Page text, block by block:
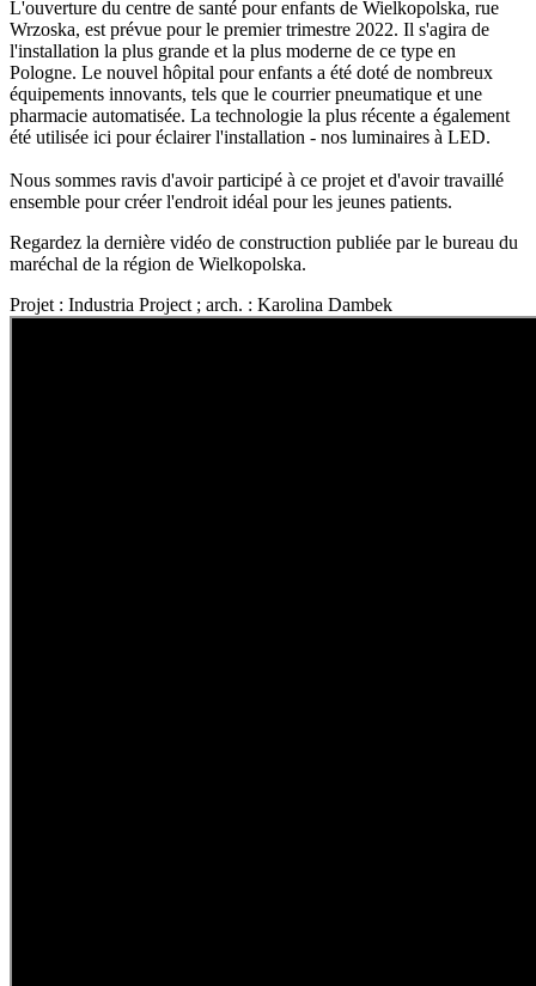
L'ouverture du centre de santé pour enfants de Wielkopolska, rue
Wrzoska, est prévue pour le premier trimestre 2022. Il s'agira de
l'installation la plus grande et la plus moderne de ce type en
Pologne. Le nouvel hôpital pour enfants a été doté de nombreux
équipements innovants, tels que le courrier pneumatique et une
pharmacie automatisée. La technologie la plus récente a également
été utilisée ici pour éclairer l'installation - nos luminaires à LED.
Nous sommes ravis d'avoir participé à ce projet et d'avoir travaillé
ensemble pour créer l'endroit idéal pour les jeunes patients.
Regardez la dernière vidéo de construction publiée par le bureau du
maréchal de la région de Wielkopolska.
Projet : Industria Project ; arch. : Karolina Dambek